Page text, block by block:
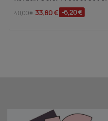
40,00 € 33,80 € -6,20 €